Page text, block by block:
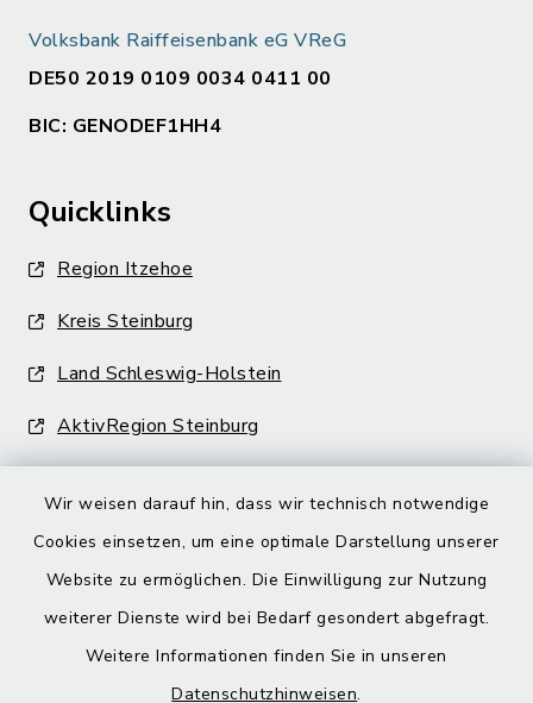
Wir weisen darauf hin, dass wir technisch notwendige
Cookies einsetzen, um eine optimale Darstellung unserer
Website zu ermöglichen. Die Einwilligung zur Nutzung
weiterer Dienste wird bei Bedarf gesondert abgefragt.
Weitere Informationen finden Sie in unseren
Datenschutzhinweisen.
Volksbank Raiffeisenbank eG VReG
DE50 2019 0109 0034 0411 00
BIC: GENODEF1HH4
Quicklinks
Region Itzehoe
Kreis Steinburg
Land Schleswig-Holstein
AktivRegion Steinburg
Barrierefreiheit